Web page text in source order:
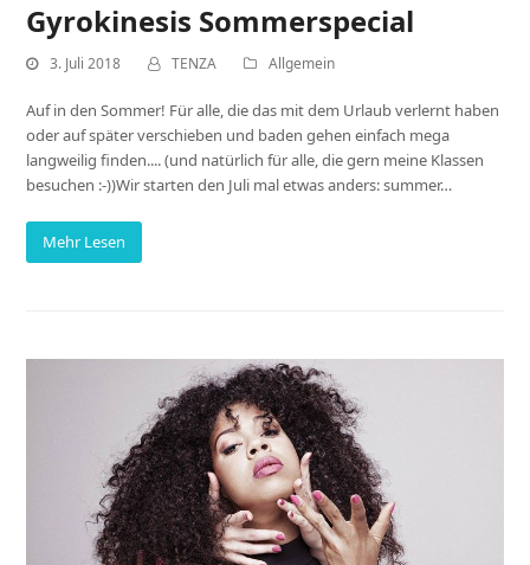
Gyrokinesis Sommerspecial
3. Juli 2018 TENZA Allgemein
Auf in den Sommer! Für alle, die das mit dem Urlaub verlernt haben
oder auf später verschieben und baden gehen einfach mega
langweilig finden.... (und natürlich für alle, die gern meine Klassen
besuchen :-))Wir starten den Juli mal etwas anders: summer…
Mehr Lesen